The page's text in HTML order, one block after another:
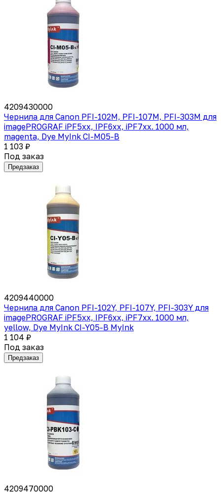
4209430000
Чернила для Canon PFI-102M, PFI-107M, PFI-303M для
imagePROGRAF iPF5xx, IPF6xx, iPF7xx. 1000 мл,
magenta, Dye MyInk CI-M05-B
1 103 ₽
Под заказ
Предзаказ
4209440000
Чернила для Canon PFI-102Y, PFI-107Y, PFI-303Y для
imagePROGRAF iPF5xx, IPF6xx, iPF7xx. 1000 мл,
yellow, Dye MyInk CI-Y05-B MyInk
1 104 ₽
Под заказ
Предзаказ
4209470000